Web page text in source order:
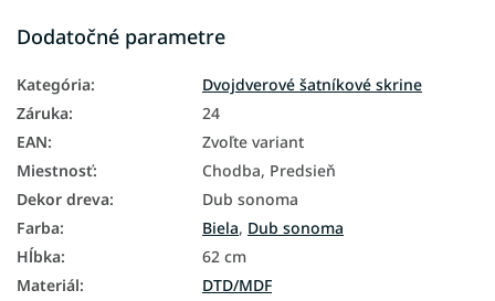
Dodatočné parametre
Kategória:
Dvojdverové šatníkové skrine
Záruka:
24
EAN:
Zvoľte variant
Miestnosť:
Chodba, Predsieň
Dekor dreva:
Dub sonoma
Farba: Biela, Dub sonoma
Hĺbka:
62 cm
Materiál:
DTD/MDF